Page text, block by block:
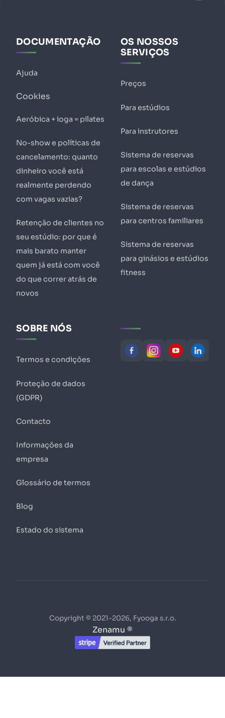
DOCUMENTAÇÃO
Ajuda
Cookies
Aeróbica + ioga = pilates
No-show e políticas de
cancelamento: quanto
dinheiro você está
realmente perdendo
com vagas vazias?
Retenção de clientes no
seu estúdio: por que é
mais barato manter
quem já está com você
do que correr atrás de
novos
OS NOSSOS
SERVIÇOS
Preços
Para estúdios
Para instrutores
Sistema de reservas
para escolas e estúdios
de dança
Sistema de reservas
para centros familiares
Sistema de reservas
para ginásios e estúdios
fitness
SOBRE NÓS
Termos e condições
Proteção de dados
(GDPR)
Contacto
Informações da
empresa
Glossário de termos
Blog
Estado do sistema
Copyright © 2021-2026, Fyooga s.r.o.
Zenamu ®